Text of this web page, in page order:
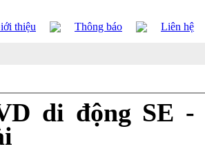
thiệu Thông báo Liên hệ
di động SE -